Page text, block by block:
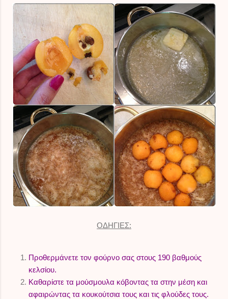
ΟΔΗΓΙΕΣ:
Προθερμάνετε τον φούρνο σας στους 190 βαθμούς
κελσίου.
Καθαρίστε τα μούσμουλα κόβοντας τα στην μέση και
αφαιρώντας τα κουκούτσια τους και τις φλούδες τους.